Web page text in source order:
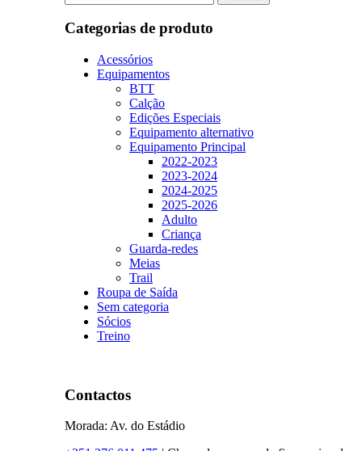
Categorias de produto
Acessórios
Equipamentos
BTT
Calção
Edições Especiais
Equipamento alternativo
Equipamento Principal
2022-2023
2023-2024
2024-2025
2025-2026
Adulto
Criança
Guarda-redes
Meias
Trail
Roupa de Saída
Sem categoria
Sócios
Treino
Contactos
Morada: Av. do Estádio